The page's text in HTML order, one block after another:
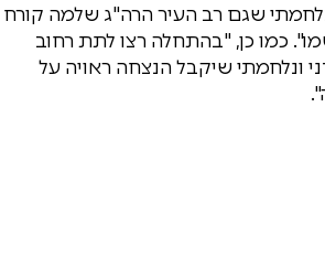
שגם רב העיר הרה"ג שלמה קורח
כמו כן, "בהתחלה רצו לתת רחוב
ונלחמתי שיקבל הנצחה ראויה על